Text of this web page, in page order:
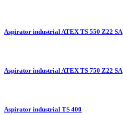
Aspirator industrial ATEX TS 550 Z22 SA
Aspirator industrial ATEX TS 750 Z22 SA
Aspirator industrial TS 400